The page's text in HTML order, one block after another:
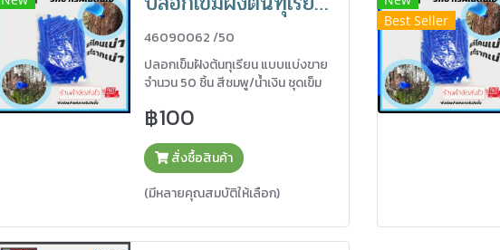
46090062 /50
ปลอกเข็มฝังต้นทุเรียน แบบแบ่งขาย
จำนวน 50 ชิ้น สีชมพู/น้ำเงิน ชุดเข็ม
฿100
สั่งซื้อสินค้า
(มีหลายคุณสมบัติให้เลือก)
Best Seller